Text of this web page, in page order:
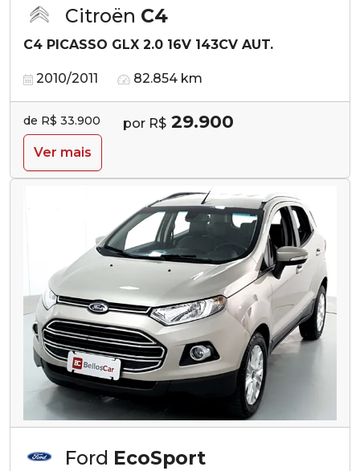
Citroën C4
C4 PICASSO GLX 2.0 16V 143CV AUT.
2010/2011 82.854 km
de R$ 33.900 por R$ 29.900
Ver mais
Ford EcoSport